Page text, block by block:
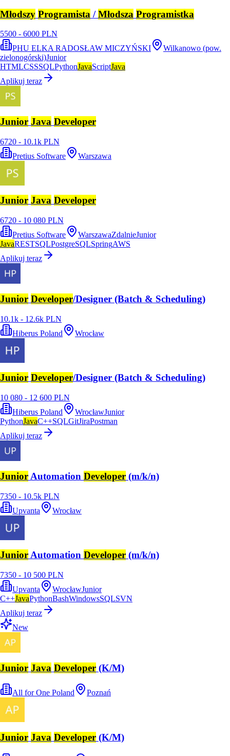
Młodszy Programista /Młodsza Programistka
5500 - 6000 PLN
PHU ELKA RADOSŁAW MICZYŃSKI
Wilkanowo (pow.
zielonogórski)Junior
HTMLCSSSQLPythonJavaScriptJava
Aplikuj teraz
Junior Java Developer
6720 - 10.1k PLN
Pretius Software
Warszawa
Junior Java Developer
6720 - 10 080 PLN
Pretius Software
WarszawaZdalnieJunior
JavaRESTSQLPostgreSQLSpringAWS
Aplikuj teraz
Junior Developer/Designer (Batch & Scheduling)
10.1k - 12.6k PLN
Hiberus Poland
Wrocław
Junior Developer/Designer (Batch & Scheduling)
10 080 - 12 600 PLN
Hiberus Poland
WrocławJunior
PythonJavaC++SQLGitJiraPostman
Aplikuj teraz
Junior Automation Developer (m/k/n)
7350 - 10.5k PLN
Upvanta
Wrocław
JuniorAutomation Developer (m/k/n)
7350 - 10 500 PLN
Upvanta
WrocławJunior
C++JavaPythonBashWindowsSQLSVN
Aplikuj teraz
New
Junior Java Developer (K/M)
All for One Poland Poznań
Junior Java Developer (K/M)